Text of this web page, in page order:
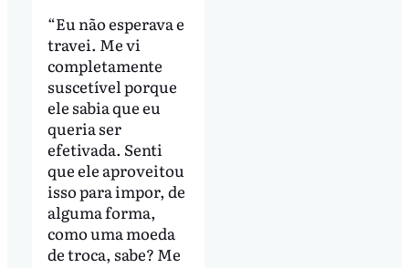
“Eu não esperava e
travei. Me vi
completamente
suscetível porque
ele sabia que eu
queria ser
efetivada. Senti
que ele aproveitou
isso para impor, de
alguma forma,
como uma moeda
de troca, sabe? Me